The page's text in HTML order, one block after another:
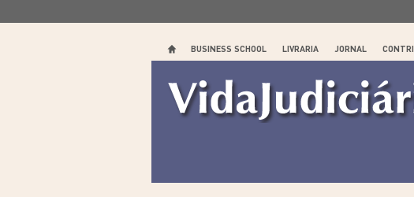
BUSINESS SCHOOL LIVRARIA JORNAL